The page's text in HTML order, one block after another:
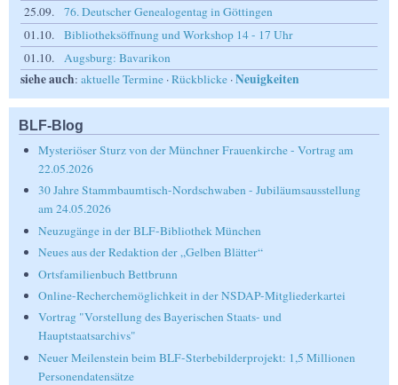
25.09.
76. Deutscher Genealogentag in Göttingen
01.10.
Bibliotheksöffnung und Workshop 14 - 17 Uhr
01.10.
Augsburg: Bavarikon
siehe auch: aktuelle Termine ·Rückblicke ·Neuigkeiten
BLF-Blog
Mysteriöser Sturz von der Münchner Frauenkirche - Vortrag am
22.05.2026
30 Jahre Stammbaumtisch-Nordschwaben - Jubiläumsausstellung
am 24.05.2026
Neuzugänge in der BLF-Bibliothek München
Neues aus der Redaktion der „Gelben Blätter“
Ortsfamilienbuch Bettbrunn
Online-Recherchemöglichkeit in der NSDAP-Mitgliederkartei
Vortrag "Vorstellung des Bayerischen Staats- und
Hauptstaatsarchivs"
Neuer Meilenstein beim BLF-Sterbebilderprojekt: 1,5 Millionen
Personendatensätze